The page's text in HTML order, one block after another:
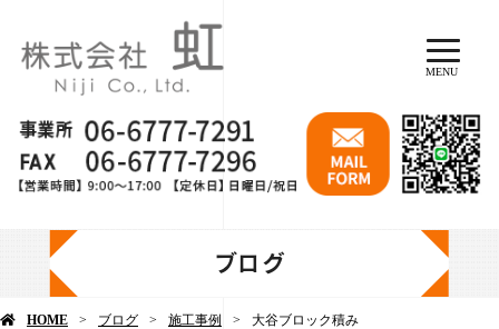
MENU
ブログ
HOME ブログ 施工事例 大谷ブロック積み